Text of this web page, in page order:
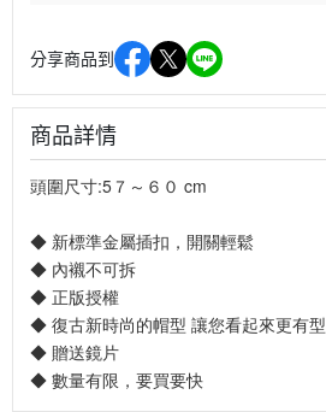
分享商品到
商品詳情
頭圍尺寸:5７～６０ cm
◆ 新標準金屬插扣，開關輕鬆
◆ 內襯不可拆
◆ 正版授權
◆ 復古新時尚的帽型 讓您看起來更有型
◆ 贈送鏡片
◆ 數量有限，要買要快